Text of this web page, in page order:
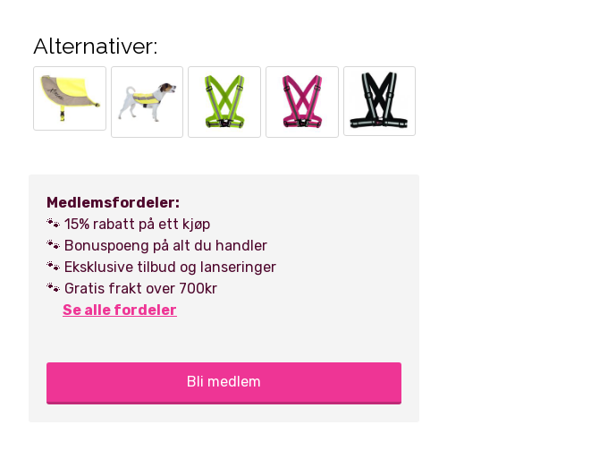
Alternativer:
Kjøp Kjøp
Medlemsfordeler:
🐾 15% rabatt på ett kjøp
🐾 Bonuspoeng på alt du handler
🐾 Eksklusive tilbud og lanseringer
🐾 Gratis frakt over 700kr
Se alle fordeler
Bli medlem